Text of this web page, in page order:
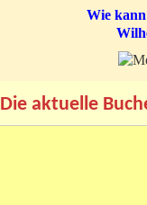
Wie
Die aktuelle